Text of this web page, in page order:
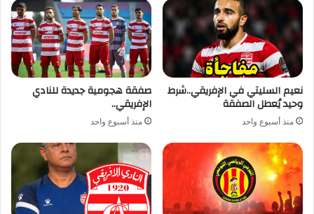
نعيم السليتي في الإفريقي..شرط
وحيد يُعطل الصفقة
منذ أسبوع واحد
صفقة هجومية جديدة للنادي
الإفريقي..
منذ أسبوع واحد